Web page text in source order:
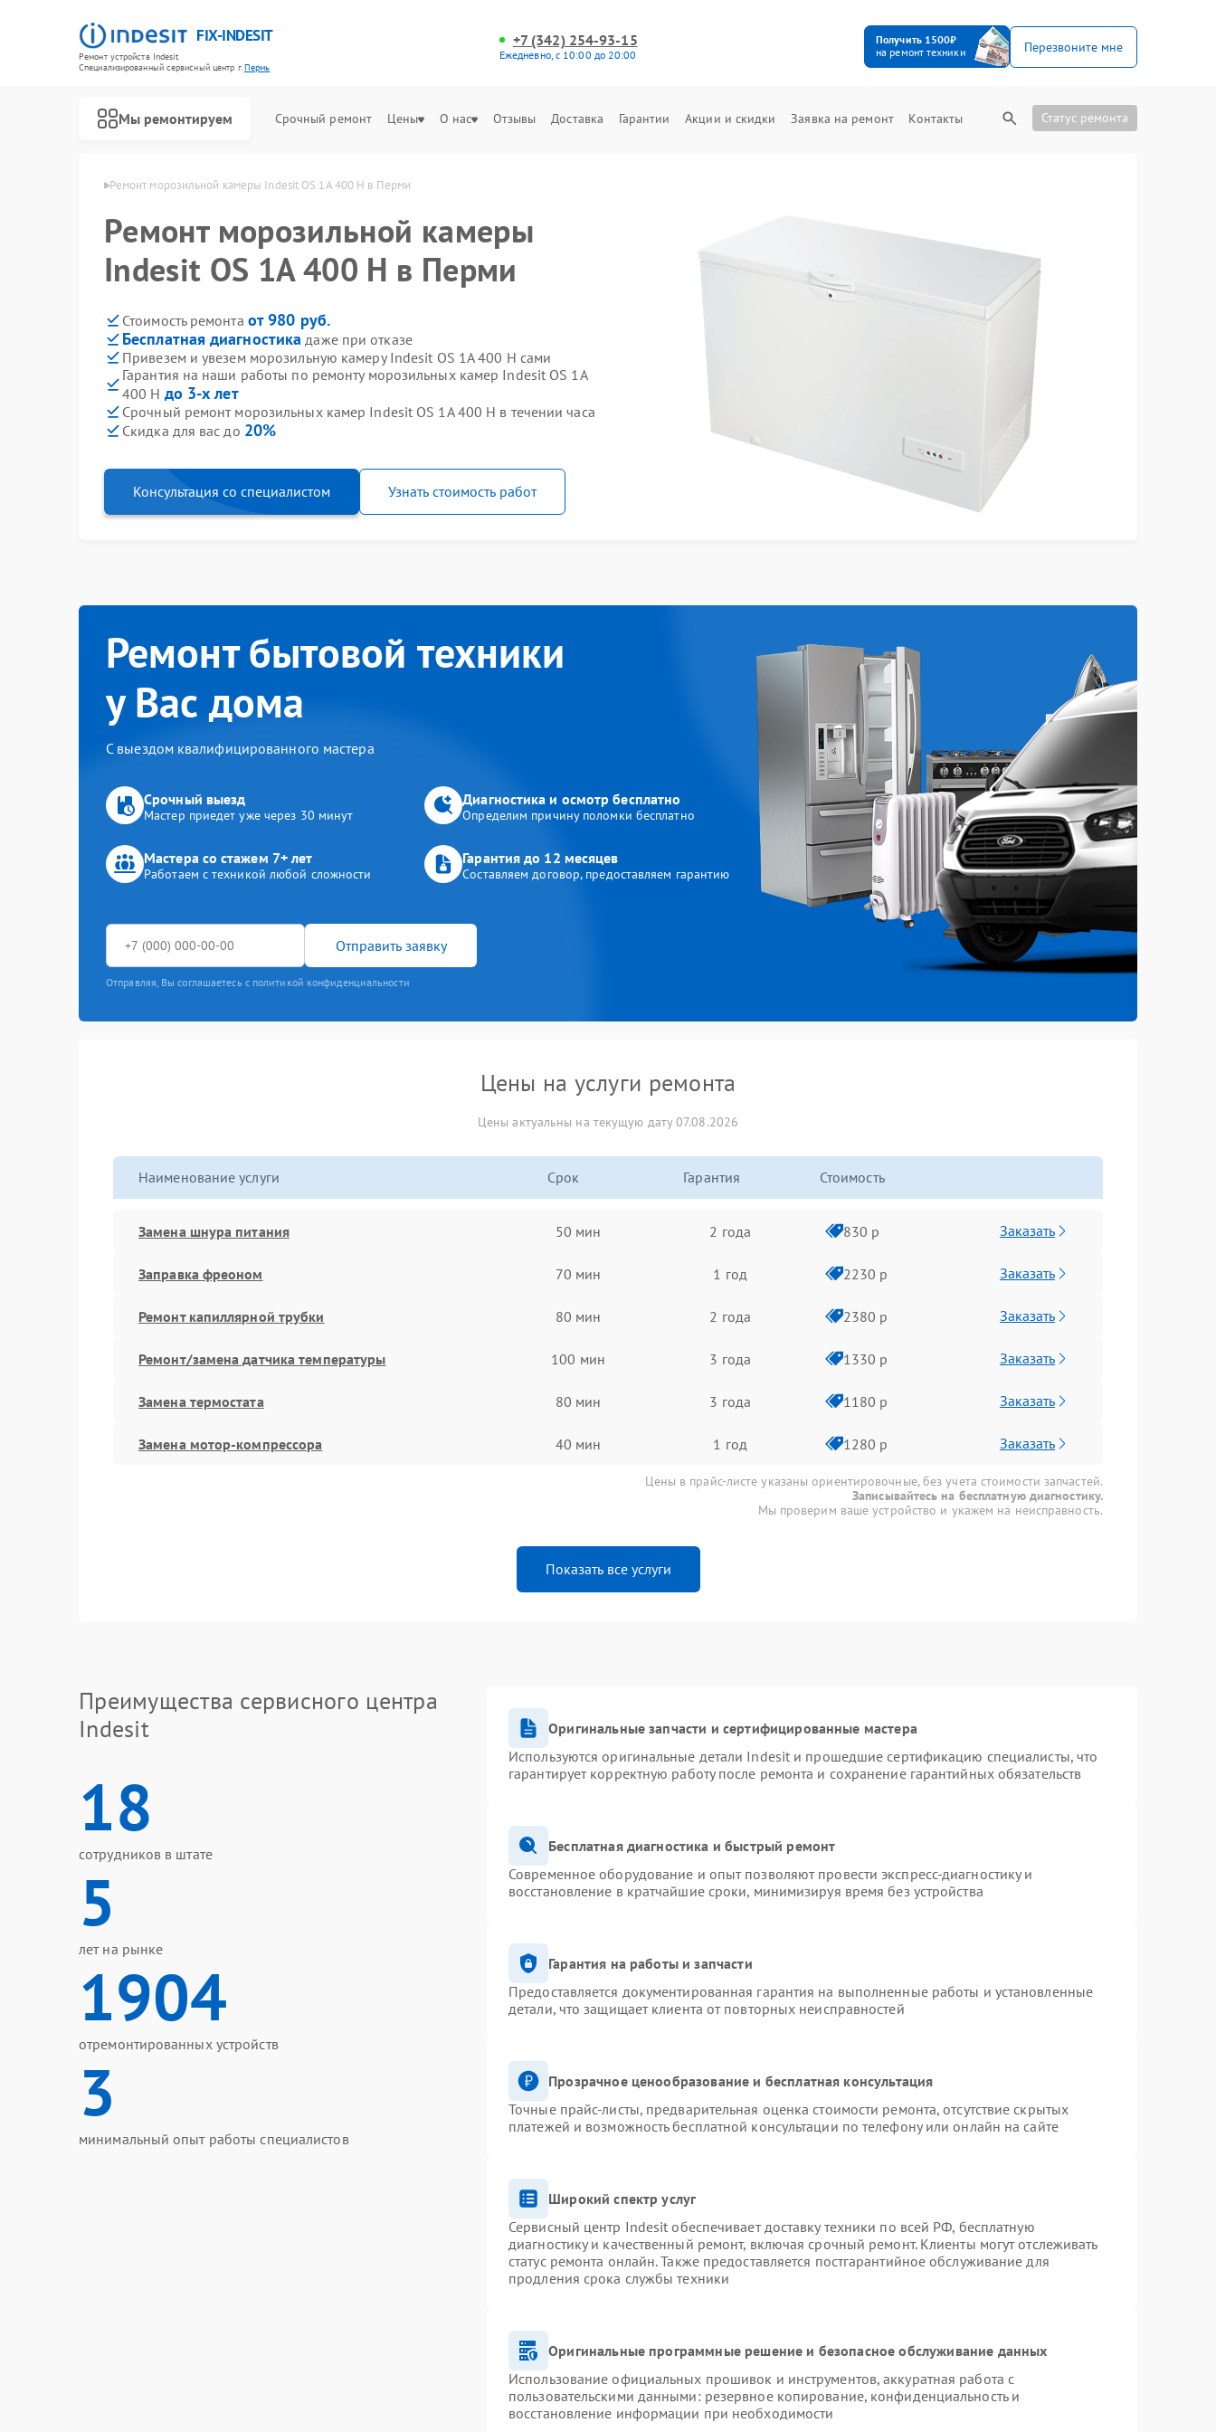
FIX-INDESIT
Ремонт устройств Indesit
Специализированный cервисный центр г.Пермь
+7 (342) 254-93-15
Ежедневно, с 10:00 до 20:00
Получить 1500₽
на ремонт техники
Перезвоните мне
Мы ремонтируем Срочный ремонт Цены О нас Отзывы Доставка Гарантии Акции и скидки Заявка на ремонт Контакты Статус ремонта
Ремонт морозильной камеры Indesit OS 1A 400 H в Перми
Ремонт морозильной камеры
Indesit OS 1A 400 H в Перми
Стоимость ремонта от 980 руб.
Бесплатная диагностика даже при отказе
Привезем и увезем морозильную камеру Indesit OS 1A 400 H сами
Гарантия на наши работы по ремонту морозильных камер Indesit OS 1A
400 H до 3-х лет
Срочный ремонт морозильных камер Indesit OS 1A 400 H в течении часа
Скидка для вас до 20%
Консультация со специалистом Узнать стоимость работ
Ремонт бытовой техники
у Вас дома
С выездом квалифицированного мастера
Срочный выезд
Мастер приедет уже через 30 минут
Диагностика и осмотр бесплатно
Определим причину поломки бесплатно
Мастера со стажем 7+ лет
Работаем с техникой любой сложности
Гарантия до 12 месяцев
Составляем договор, предоставляем гарантию
Отправить заявку
Отправляя, Вы соглашаетесь с политикой конфиденциальности
Цены на услуги ремонта
Цены актуальны на текущую дату 07.08.2026
Наименование услуги Срок Гарантия Стоимость
Замена шнура питания 50 мин 2 года 830 р Заказать
Заправка фреоном 70 мин 1 год 2230 р Заказать
Ремонт капиллярной трубки 80 мин 2 года 2380 р Заказать
Ремонт/замена датчика температуры 100 мин 3 года 1330 р Заказать
Замена термостата 80 мин 3 года 1180 р Заказать
Замена мотор-компрессора 40 мин 1 год 1280 р Заказать
Цены в прайс-листе указаны ориентировочные, без учета стоимости запчастей.
Записывайтесь на бесплатную диагностику.
Мы проверим ваше устройство и укажем на неисправность.
Показать все услуги
Преимущества сервисного центра
Indesit
18
сотрудников в штате
5
лет на рынке
1904
отремонтированных устройств
3
минимальный опыт работы специалистов
Оригинальные запчасти и сертифицированные мастера
Используются оригинальные детали Indesit и прошедшие сертификацию специалисты, что
гарантирует корректную работу после ремонта и сохранение гарантийных обязательств
Бесплатная диагностика и быстрый ремонт
Современное оборудование и опыт позволяют провести экспресс-диагностику и
восстановление в кратчайшие сроки, минимизируя время без устройства
Гарантия на работы и запчасти
Предоставляется документированная гарантия на выполненные работы и установленные
детали, что защищает клиента от повторных неисправностей
Прозрачное ценообразование и бесплатная консультация
Точные прайс-листы, предварительная оценка стоимости ремонта, отсутствие скрытых
платежей и возможность бесплатной консультации по телефону или онлайн на сайте
Широкий спектр услуг
Сервисный центр Indesit обеспечивает доставку техники по всей РФ, бесплатную
диагностику и качественный ремонт, включая срочный ремонт. Клиенты могут отслеживать
статус ремонта онлайн. Также предоставляется постгарантийное обслуживание для
продления срока службы техники
Оригинальные программные решение и безопасное обслуживание данных
Использование официальных прошивок и инструментов, аккуратная работа с
пользовательскими данными: резервное копирование, конфиденциальность и
восстановление информации при необходимости